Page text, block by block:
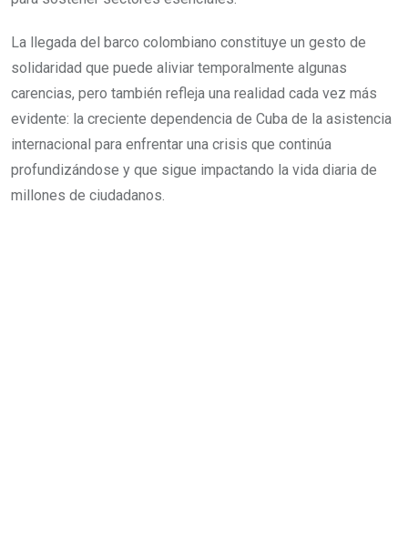
La llegada del barco colombiano constituye un gesto de
solidaridad que puede aliviar temporalmente algunas
carencias, pero también refleja una realidad cada vez más
evidente: la creciente dependencia de Cuba de la asistencia
internacional para enfrentar una crisis que continúa
profundizándose y que sigue impactando la vida diaria de
millones de ciudadanos.